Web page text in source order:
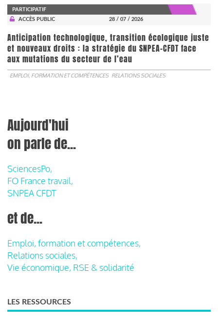
PARTICIPATIF
ACCÈS PUBLIC
28 / 07 / 2026
Anticipation technologique, transition écologique juste
et nouveaux droits : la stratégie du SNPEA-CFDT face
aux mutations du secteur de l’eau
EMPLOI, FORMATION ET COMPÉTENCES RELATIONS SOCIALES
Aujourd'hui
on parle de...
SciencesPo,
FO France travail,
SNPEA CFDT
et de...
Emploi, formation et compétences,
Relations sociales,
Vie économique, RSE & solidarité
LES RESSOURCES